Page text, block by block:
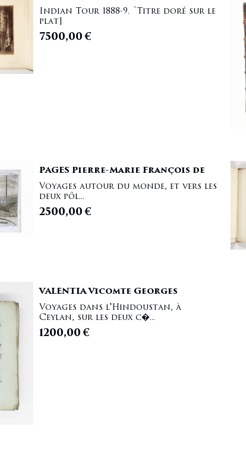
Indian Tour 1888-9. [Titre doré sur le
plat]
7500,00€
PAGES Pierre-Marie François de
Voyages autour du monde, et vers les
deux pôl...
2500,00€
VALENTIA Vicomte Georges
Voyages dans l'Hindoustan, à
Ceylan, sur les deux c�...
1200,00€